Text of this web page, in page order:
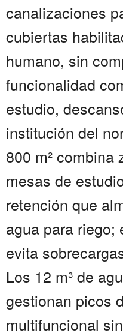
canalizaciones
cubiertas
humano, sin
funcionalidad
estudio,
institución del
800 m² combina
mesas de
retención que
agua para riego;
evita
Los 12 m³ de
gestionan picos
multifuncional